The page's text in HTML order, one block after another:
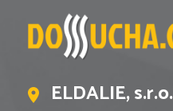
ELDALIE, s.r.o.